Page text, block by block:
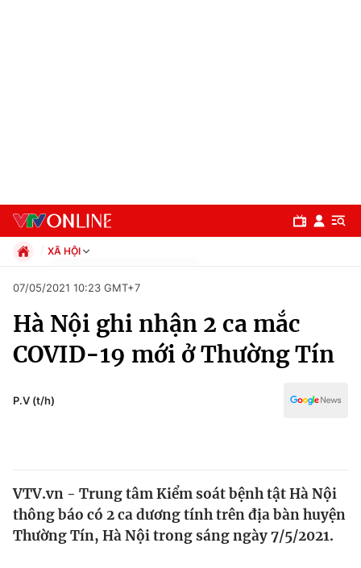
Chuyên mục
Chính trị
Y tế
XÃ HỘI
Xã hội
Pháp luật
Kinh tế
Thể thao
Giáo dục
07/05/2021 10:23 GMT+7
Hà Nội ghi nhận 2 ca mắc
COVID-19 mới ở Thường Tín
P.V (t/h)
VTV.vn - Trung tâm Kiểm soát bệnh tật Hà Nội
thông báo có 2 ca dương tính trên địa bàn huyện
Thường Tín, Hà Nội trong sáng ngày 7/5/2021.